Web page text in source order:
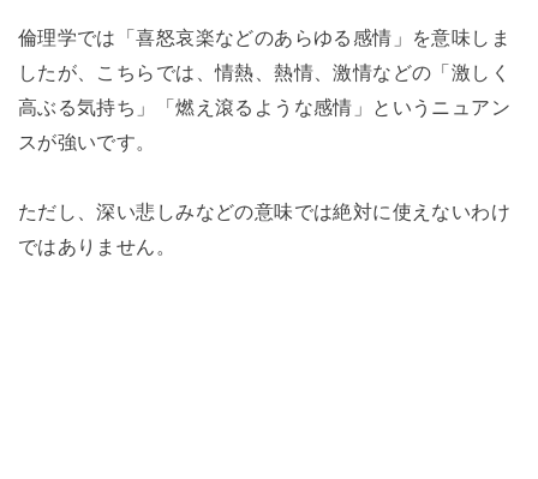
倫理学では「喜怒哀楽などのあらゆる感情」を意味しま
したが、こちらでは、情熱、熱情、激情などの「激しく
高ぶる気持ち」「燃え滾るような感情」というニュアン
スが強いです。
ただし、深い悲しみなどの意味では絶対に使えないわけ
ではありません。